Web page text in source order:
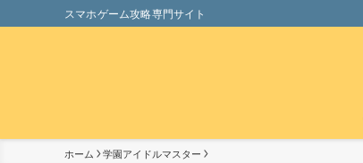
スマホゲーム攻略専門サイト
ホーム 学園アイドルマスター